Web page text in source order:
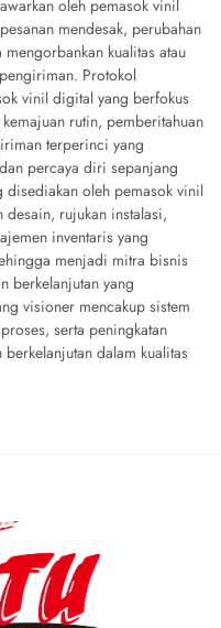
oleh pemasok vinil
mendesak, perubahan
kualitas atau
Protokol
vinil digital yang berfokus
rutin, pemberitahuan
terperinci yang
percaya diri sepanjang
disediakan oleh pemasok vinil
rujukan instalasi,
inventaris yang
menjadi mitra bisnis
berkelanjutan yang
visioner mencakup sistem
serta peningkatan
dalam kualitas